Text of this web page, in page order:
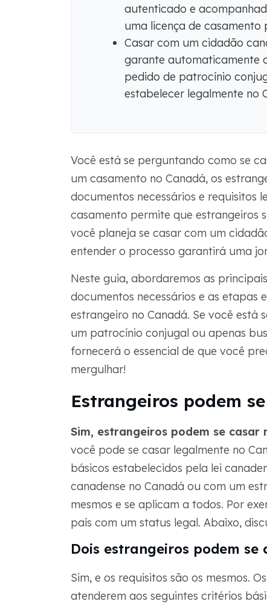
autenticado e
uma licença de casamento
Casar com um cidadão
garante automaticamente
pedido de patrocínio
estabelecer legalmente no
Você está se perguntando como se
um casamento no Canadá, os
documentos necessários e requisitos
casamento permite que estrangeiros
você planeja se casar com um
entender o processo garantirá uma
Neste guia, abordaremos as
documentos necessários e as etapas
estrangeiro no Canadá. Se você
um patrocínio conjugal ou apenas
fornecerá o essencial de que você
mergulhar!
Estrangeiros podem
Sim, estrangeiros podem se casar
você pode se casar legalmente no
básicos estabelecidos pela lei
canadense no Canadá ou com um
mesmos e se aplicam a todos. Por
país com um status legal. Abaixo,
Dois estrangeiros podem se
Sim, e os requisitos são os mesmos.
atenderem aos seguintes critérios